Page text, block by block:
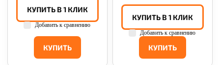
КУПИТЬ
КУПИТЬ В 1 КЛИК
Добавить к сравнению
КУПИТЬ
КУПИТЬ В 1 КЛИК
Добавить к сравнению